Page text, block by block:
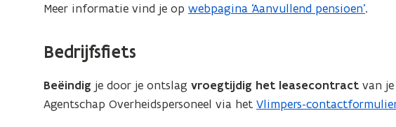
Meer informatie vind je op webpagina ‘Aanvullend pensioen’.
Bedrijfsfiets
Beëindig je door je ontslag vroegtijdig het leasecontract van
Agentschap Overheidspersoneel via het Vlimpers-
(